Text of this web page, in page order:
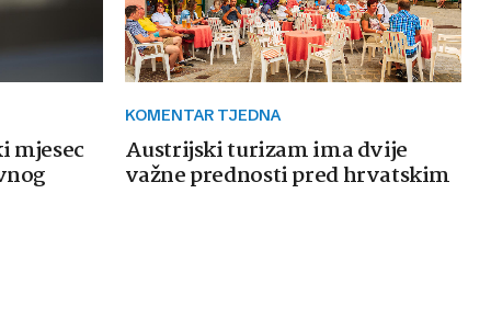
mjesec
KOMENTAR TJEDNA
Austrijski turizam ima dvije
važne prednosti pred hrvatskim